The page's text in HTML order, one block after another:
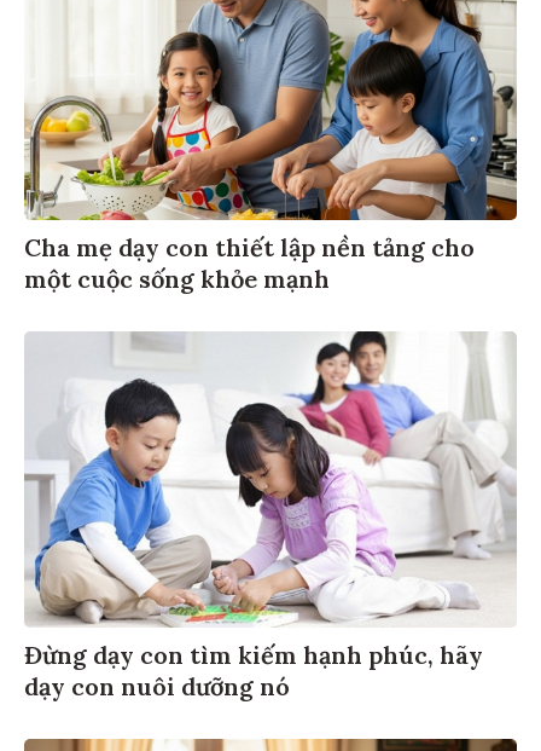
Cha mẹ dạy con thiết lập nền tảng cho
một cuộc sống khỏe mạnh
Đừng dạy con tìm kiếm hạnh phúc, hãy
dạy con nuôi dưỡng nó